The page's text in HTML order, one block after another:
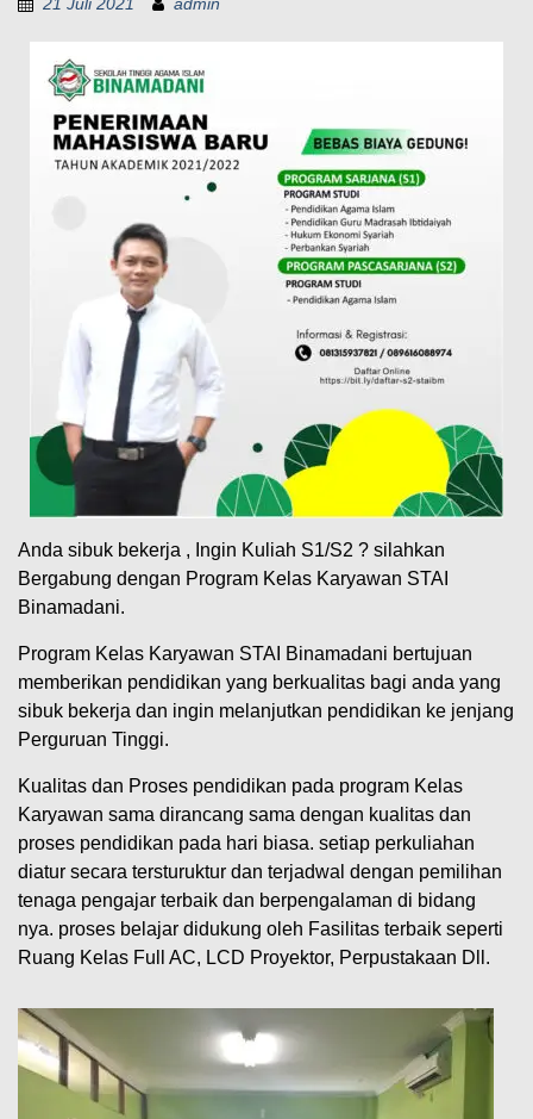
21 Juli 2021 admin
Anda sibuk bekerja , Ingin Kuliah S1/S2 ? silahkan
Bergabung dengan Program Kelas Karyawan STAI
Binamadani.
Program Kelas Karyawan STAI Binamadani bertujuan
memberikan pendidikan yang berkualitas bagi anda yang
sibuk bekerja dan ingin melanjutkan pendidikan ke jenjang
Perguruan Tinggi.
Kualitas dan Proses pendidikan pada program Kelas
Karyawan sama dirancang sama dengan kualitas dan
proses pendidikan pada hari biasa. setiap perkuliahan
diatur secara tersturuktur dan terjadwal dengan pemilihan
tenaga pengajar terbaik dan berpengalaman di bidang
nya. proses belajar didukung oleh Fasilitas terbaik seperti
Ruang Kelas Full AC, LCD Proyektor, Perpustakaan Dll.